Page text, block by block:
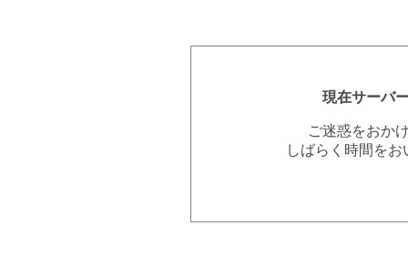
現在サーバ
ご迷惑をおか
しばらく時間を